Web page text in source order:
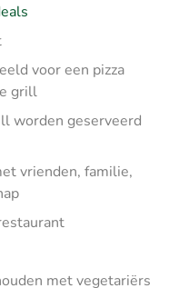
voor een pizza
grill
worden geserveerd
vrienden, familie,
met vegetariërs